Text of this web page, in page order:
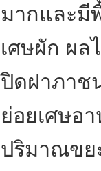
มากและมี
เศษผัก ผล
ปิดฝาภาช
ย่อยเศษอ
ปริมาณขย